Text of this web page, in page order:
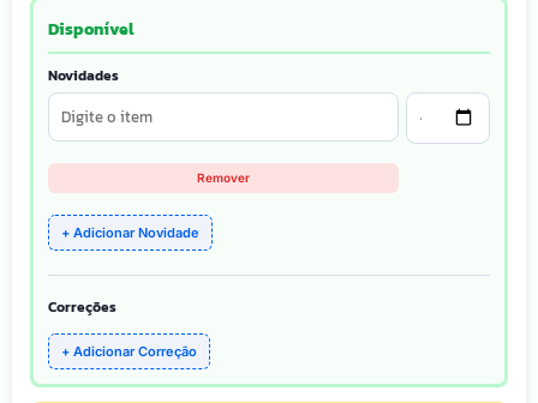
Disponível
Novidades
Remover
+ Adicionar Novidade
Correções
+ Adicionar Correção